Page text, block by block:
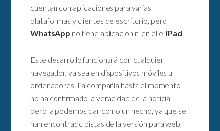
cuentan con aplicaciones para varias
plataformas y clientes de escritorio, pero
WhatsApp no tiene aplicación ni en el el iPad
Este desarrollo funcionará con cualquier
navegador, ya sea en dispositivos móviles u
ordenadores. La compañía hasta el momento
no ha confirmado la veracidad de la noticia,
pero la podemos dar como un hecho, ya que se
han encontrado pistas de la versión para web,